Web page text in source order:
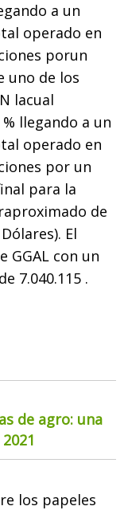
a un
operado en
porun
uno de los
lacual
llegando a un
operado en
por un
para la
de
El
GGAL con un
7.040.115 .
de agro: una
los papeles